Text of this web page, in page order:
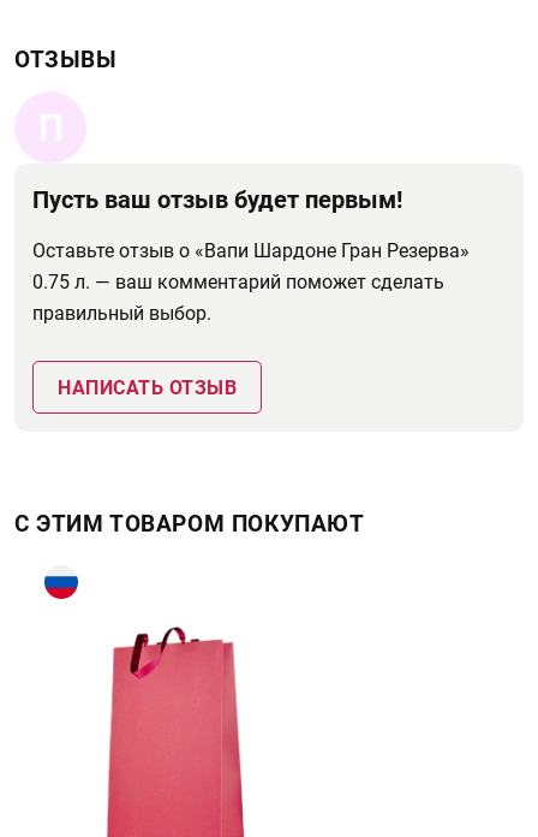
ОТЗЫВЫ
П
Пусть ваш отзыв будет первым!
Оставьте отзыв о «Вапи Шардоне Гран Резерва»
0.75 л. — ваш комментарий поможет сделать
правильный выбор.
НАПИСАТЬ ОТЗЫВ
С ЭТИМ ТОВАРОМ ПОКУПАЮТ